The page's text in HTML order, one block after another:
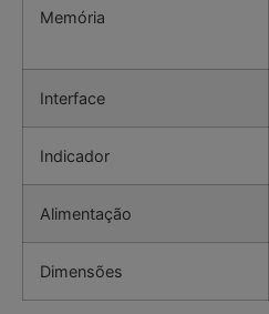
Memória
Interface
Indicador
Alimentação
Dimensões